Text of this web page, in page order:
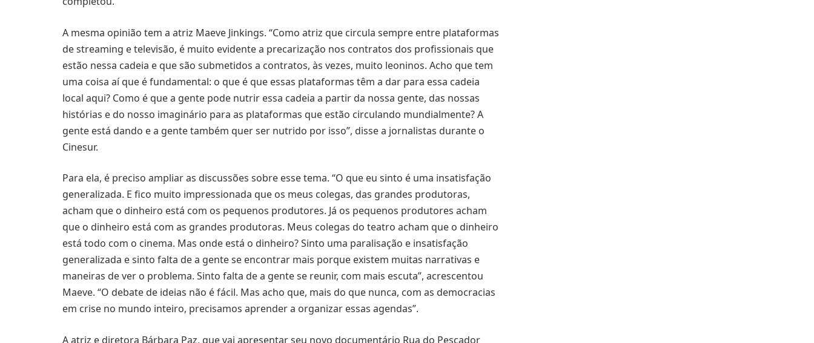
A mesma opinião tem a atriz Maeve Jinkings. “Como atriz que circula sempre entre plataformas
de streaming e televisão, é muito evidente a precarização nos contratos dos profissionais que
estão nessa cadeia e que são submetidos a contratos, às vezes, muito leoninos. Acho que tem
uma coisa aí que é fundamental: o que é que essas plataformas têm a dar para essa cadeia
local aqui? Como é que a gente pode nutrir essa cadeia a partir da nossa gente, das nossas
histórias e do nosso imaginário para as plataformas que estão circulando mundialmente? A
gente está dando e a gente também quer ser nutrido por isso”, disse a jornalistas durante o
Cinesur.
Para ela, é preciso ampliar as discussões sobre esse tema. “O que eu sinto é uma insatisfação
generalizada. E fico muito impressionada que os meus colegas, das grandes produtoras,
acham que o dinheiro está com os pequenos produtores. Já os pequenos produtores acham
que o dinheiro está com as grandes produtoras. Meus colegas do teatro acham que o dinheiro
está todo com o cinema. Mas onde está o dinheiro? Sinto uma paralisação e insatisfação
generalizada e sinto falta de a gente se encontrar mais porque existem muitas narrativas e
maneiras de ver o problema. Sinto falta de a gente se reunir, com mais escuta”, acrescentou
Maeve. “O debate de ideias não é fácil. Mas acho que, mais do que nunca, com as democracias
em crise no mundo inteiro, precisamos aprender a organizar essas agendas”.
A atriz e diretora Bárbara Paz, que vai apresentar seu novo documentário Rua do Pescador